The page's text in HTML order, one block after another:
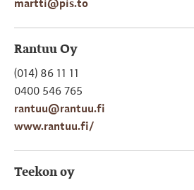
martti@pis.to
Rantuu Oy
(014) 86 11 11
0400 546 765
rantuu@rantuu.fi
www.rantuu.fi/
Teekon oy